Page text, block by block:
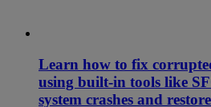
Learn how to fix
using built-in tools like
system crashes and